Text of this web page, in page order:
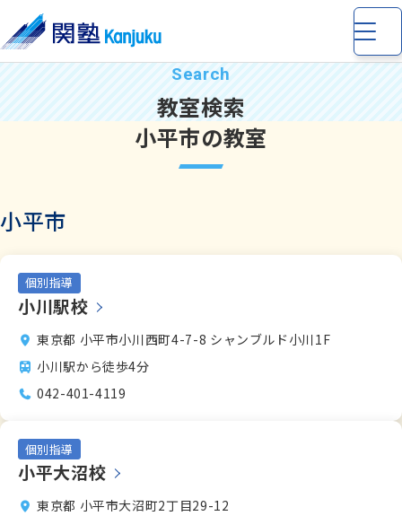
中学生の個別指導・少人数制指導
高校生の個別指導
完全個別指導 Dr. 関塾
少人数制指導 関塾
教室検索
小平市の教室
小平市
個別指導
小川駅校
東京都 小平市小川西町4-7-8 シャンブルド小川1F
小川駅から徒歩4分
042-401-4119
個別指導
小平大沼校
東京都 小平市大沼町2丁目29-12